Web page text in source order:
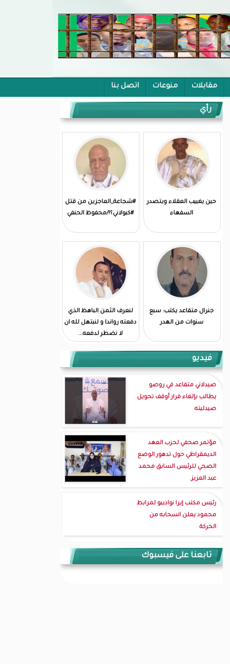
مقابلات منوعات اتصل بنا
رأي
حين يغييب العقلاء ويتصدر
السفهاء
#شجاعة_العاجزين من قتل
#كبولاني؟!/محفوظ الحنفي
جنرال متقاعد يكتب: سبع
سنوات من الهدر
لنعرف الثمن الباهظ الذي
دفعته رواندا و لنبتهل لله ان
لا نضطر لدفعه...
فيديو
صيدلاني متقاعد في روصو
يطالب بإلغاء قرار أوقف تحويل
صيدليته
مؤتمر صحفي لحزب العهد
الديمقراطي حول تدهور الوضع
الصحي للرئيس السابق محمد
عبد العزيز.
رئيس مكتب إيرا نواذيبو لمرابط
محمود يعلن انسحابه من
الحركة
تابعنا على فيسبوك